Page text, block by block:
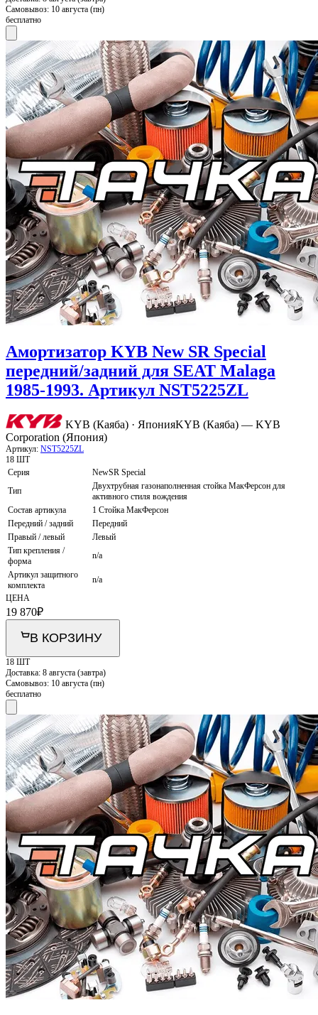
Самовывоз: 10 августа (пн)
бесплатно
Амортизатор KYB New SR Special
передний/задний для SEAT Malaga
1985-1993. Артикул NST5225ZL
KYB (Каяба) · ЯпонияKYB (Каяба) — KYB
Corporation (Япония)
Артикул: NST5225ZL
18 ШТ
Серия
NewSR Special
Тип
Двухтрубная газонаполненная стойка МакФерсон для
активного стиля вождения
Состав артикула
1 Стойка МакФерсон
Передний / задний
Передний
Правый / левый
Левый
Тип крепления /
форма
n/a
Артикул защитного
комплекта
n/a
ЦЕНА
19 870₽
В КОРЗИНУ
18 ШТ
Доставка: 8 августа (завтра)
Самовывоз: 10 августа (пн)
бесплатно